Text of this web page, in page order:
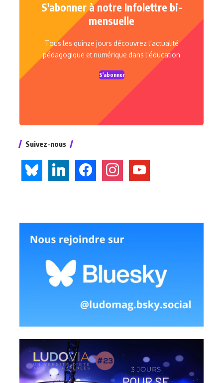
S'abonner à notre Infolettre bi-
mensuelle
Tous les quinze jours découvrez l'actualité
pédagogique et numérique dans l'éducation
S'abonner
Suivez-nous
bluesky linkedin facebook instagramyoutube